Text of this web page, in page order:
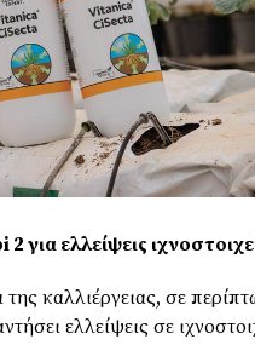
για ελλείψεις
της καλλιέργειας, σε
ελλείψεις σε